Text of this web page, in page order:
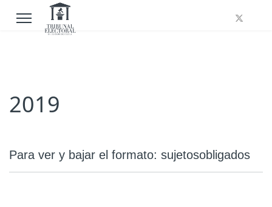
2019
Para ver y bajar el formato: sujetosobligados